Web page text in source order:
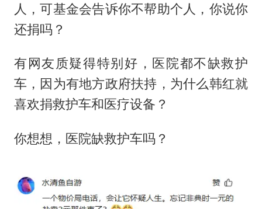
人，可基金会告诉你不帮助个人，你说你
还捐吗？
有网友质疑得特别好，医院都不缺救护
车，因为有地方政府扶持，为什么韩红就
喜欢捐救护车和医疗设备？
你想想，医院缺救护车吗？